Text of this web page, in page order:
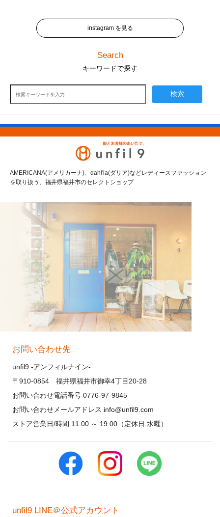
instagram を見る
Search
キーワードで探す
検索
AMERICANA(アメリカーナ)、dahl'ia(ダリア)などレディースファッション
を取り扱う、福井県福井市のセレクトショップ
お問い合わせ先
unfil9 -アンフィルナイン-
〒910-0854 福井県福井市御幸4丁目20-28
お問い合わせ電話番号 0776-97-9845
お問い合わせメールアドレス info@unfil9.com
ストア営業日/時間 11:00 ～ 19:00（定休日:水曜）
unfil9 LINE＠公式アカウント